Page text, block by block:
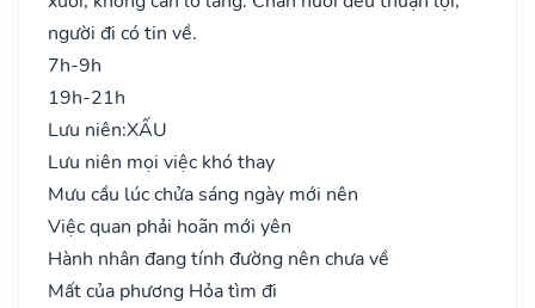
người đi có tin về.
7h-9h
19h-21h
Lưu niên:XẤU
Lưu niên mọi việc khó thay
Mưu cầu lúc chửa sáng ngày mới nên
Việc quan phải hoãn mới yên
Hành nhân đang tính đường nên chưa về
Mất của phương Hỏa tìm đi